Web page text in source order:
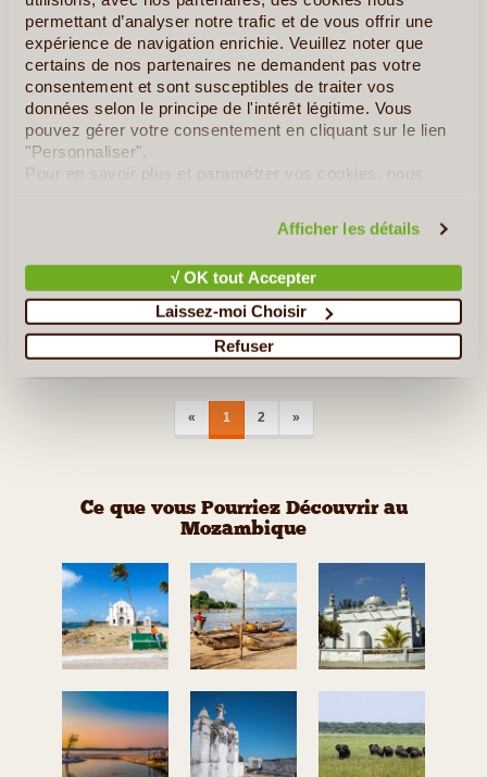
permettant d’analyser notre trafic et de vous offrir une
expérience de navigation enrichie. Veuillez noter que
certains de nos partenaires ne demandent pas votre
consentement et sont susceptibles de traiter vos
données selon le principe de l'intérêt légitime. Vous
pouvez gérer votre consentement en cliquant sur le lien
"Personnaliser".
Pour en savoir plus et paramétrer vos cookies, nous
Afficher les détails
√ OK tout Accepter
Laissez-moi Choisir
Refuser
pélagiques. Excellent pour les plongeurs de tout niveau.
Possibilité de plongées scientifiques et exploratoires. Les 2
récifs s’étendent sur plusieurs (...)
En détail ≻
Safari Intimiste et Plages de Rêve
Entre Brousse et Iles Tropicales
L'Ile de Benguerra dans l'Archipel de Bazaruto
«PREVIOUS
1 2 »NEXT
Ce que vous Pourriez Découvrir au
Mozambique